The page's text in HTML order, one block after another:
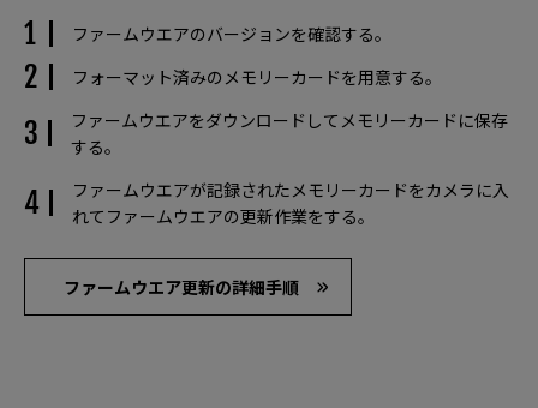
ファームウエアのバージョンを確認する。
フォーマット済みのメモリーカードを用意する。
ファームウエアをダウンロードしてメモリーカードに保存
する。
ファームウエアが記録されたメモリーカードをカメラに入
れてファームウエアの更新作業をする。
ファームウエア更新の詳細手順